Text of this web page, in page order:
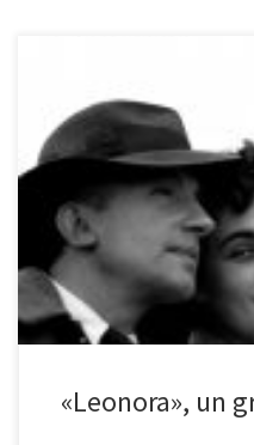
A Remedios Varó. A tantas
Leonora es una novela en
Poniatowska. No se trata de
pintura acerca de la obra de
Esta es una obra que se basa
«Leonora», un